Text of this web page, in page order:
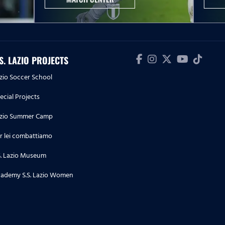
10.04.26
Collezioni che passione
07.04.26
La strategia di sostenibilità della
LAZIO PROJECTS
Soccer School
Projects
Summer Camp
lei combattiamo
Lazio Museum
S.S. Lazio Women